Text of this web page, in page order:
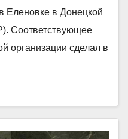
Еленовке в Донецкой
Соответствующее
организации сделал в